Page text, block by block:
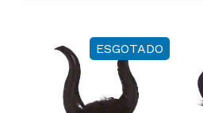
ESGOTADO